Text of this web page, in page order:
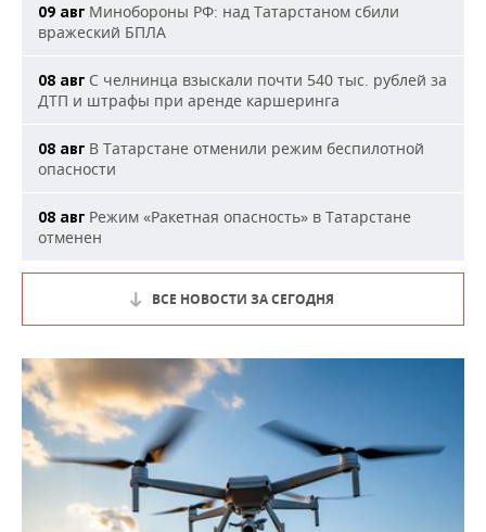
09 авг Минобороны РФ: над Татарстаном сбили
вражеский БПЛА
08 авг С челнинца взыскали почти 540 тыс. рублей за
ДТП и штрафы при аренде каршеринга
08 авг В Татарстане отменили режим беспилотной
опасности
08 авг Режим «Ракетная опасность» в Татарстане
отменен
ВСЕ НОВОСТИ ЗА СЕГОДНЯ